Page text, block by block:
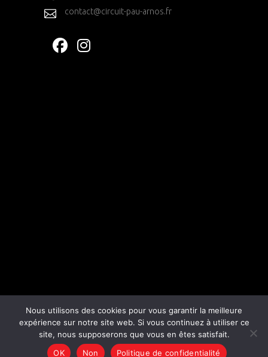
contact@circuit-pau-arnos.fr
COPYRIGHT 2023 © ZKDIGITAL
Nous utilisons des cookies pour vous garantir la meilleure
expérience sur notre site web. Si vous continuez à utiliser ce
site, nous supposerons que vous en êtes satisfait.
OK
Non Politique de confidentialité